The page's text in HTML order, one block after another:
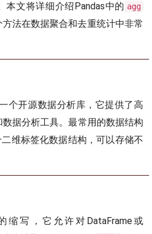
本文将详细介绍Pandas中的 agg
法在数据聚合和去重统计中非常
个开源数据分析库，它提供了高
据分析工具。最常用的数据结构
维标签化数据结构，可以存储不
缩写，它允许对DataFrame或